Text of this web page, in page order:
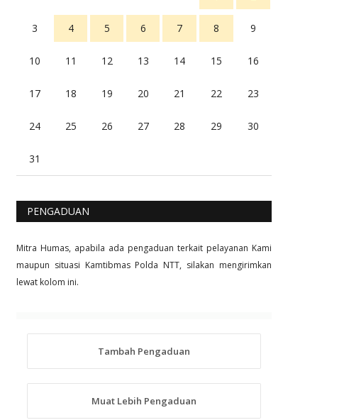
3 4 5 6 7 8 9
10 11 12 13 14 15 16
17 18 19 20 21 22 23
24 25 26 27 28 29 30
31
PENGADUAN
Mitra Humas, apabila ada pengaduan terkait pelayanan Kami
maupun situasi Kamtibmas Polda NTT, silakan mengirimkan
lewat kolom ini.
Tambah Pengaduan
Muat Lebih Pengaduan